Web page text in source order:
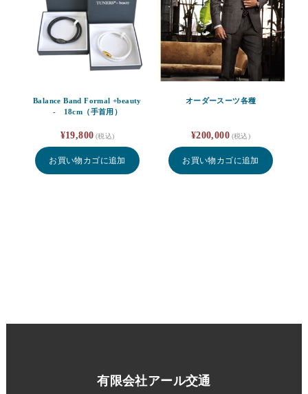
Balance Band Formal +beauty
- 18cm（手首用）
¥19,800 (税込)
お買い物カゴに追加
オーダースーツ各種
¥200,000 (税込)
お買い物カゴに追加
有限会社アール交通